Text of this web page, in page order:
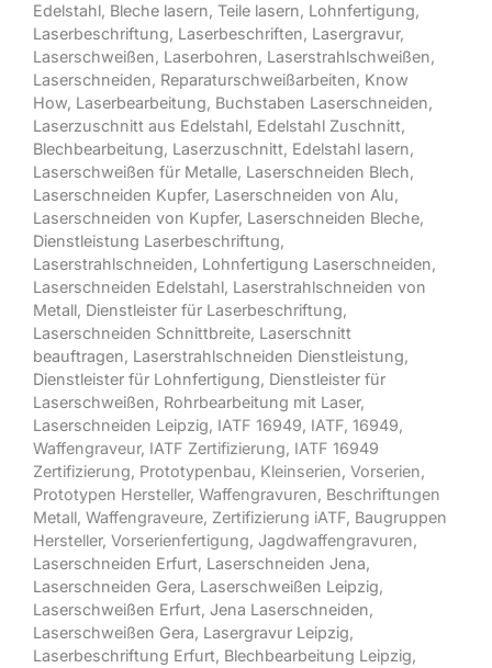
Edelstahl, Bleche lasern, Teile lasern, Lohnfertigung,
Laserbeschriftung, Laserbeschriften, Lasergravur,
Laserschweißen, Laserbohren, Laserstrahlschweißen,
Laserschneiden, Reparaturschweißarbeiten, Know
How, Laserbearbeitung, Buchstaben Laserschneiden,
Laserzuschnitt aus Edelstahl, Edelstahl Zuschnitt,
Blechbearbeitung, Laserzuschnitt, Edelstahl lasern,
Laserschweißen für Metalle, Laserschneiden Blech,
Laserschneiden Kupfer, Laserschneiden von Alu,
Laserschneiden von Kupfer, Laserschneiden Bleche,
Dienstleistung Laserbeschriftung,
Laserstrahlschneiden, Lohnfertigung Laserschneiden,
Laserschneiden Edelstahl, Laserstrahlschneiden von
Metall, Dienstleister für Laserbeschriftung,
Laserschneiden Schnittbreite, Laserschnitt
beauftragen, Laserstrahlschneiden Dienstleistung,
Dienstleister für Lohnfertigung, Dienstleister für
Laserschweißen, Rohrbearbeitung mit Laser,
Laserschneiden Leipzig, IATF 16949, IATF, 16949,
Waffengraveur, IATF Zertifizierung, IATF 16949
Zertifizierung, Prototypenbau, Kleinserien, Vorserien,
Prototypen Hersteller, Waffengravuren, Beschriftungen
Metall, Waffengraveure, Zertifizierung iATF, Baugruppen
Hersteller, Vorserienfertigung, Jagdwaffengravuren,
Laserschneiden Erfurt, Laserschneiden Jena,
Laserschneiden Gera, Laserschweißen Leipzig,
Laserschweißen Erfurt, Jena Laserschneiden,
Laserschweißen Gera, Lasergravur Leipzig,
Laserbeschriftung Erfurt, Blechbearbeitung Leipzig,